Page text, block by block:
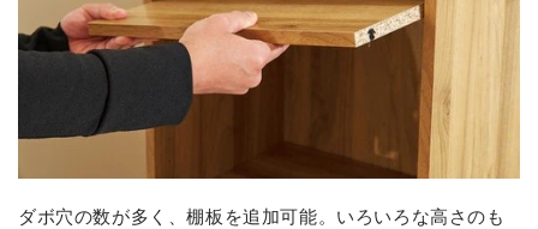
ダボ穴の数が多く、棚板を追加可能。いろいろな高さのも